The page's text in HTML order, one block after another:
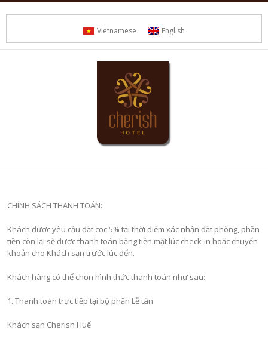
Vietnamese English
CHÍNH SÁCH THANH TOÁN:
Khách được yêu cầu đặt cọc 5% tại thời điểm xác nhận đặt phòng, phần
tiền còn lại sẽ được thanh toán bằng tiền mặt lúc check-in hoặc chuyển
khoản cho Khách sạn trước lúc đến.
Khách hàng có thể chọn hình thức thanh toán như sau:
1. Thanh toán trực tiếp tại bộ phận Lễ tân
Khách sạn Cherish Huế